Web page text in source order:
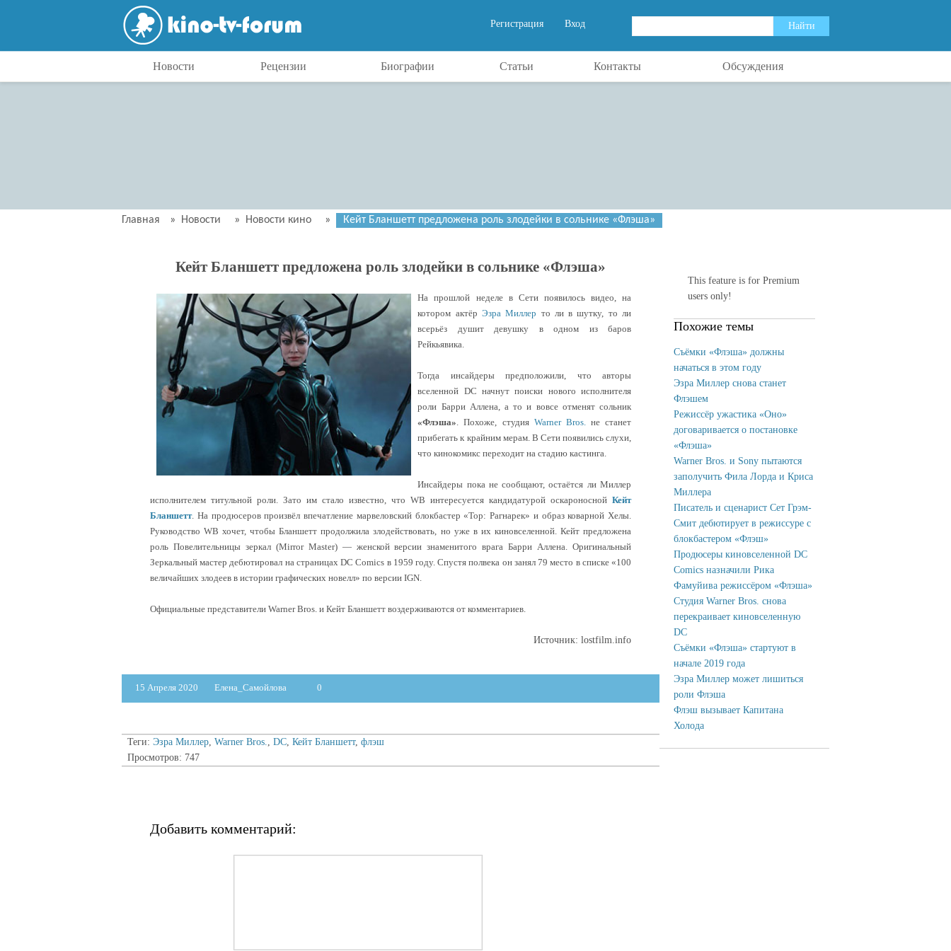
Вход
Регистрация
Новости Рецензии Биографии Статьи Контакты Обсуждения
Главная » Новости » Новости кино » Кейт Бланшетт предложена роль злодейки в сольнике «Флэша»
Кейт Бланшетт предложена роль злодейки в сольнике «Флэша»
На прошлой неделе в Сети появилось видео, на
котором актёр Эзра Миллер то ли в шутку, то ли
всерьёз душит девушку в одном из баров
Рейкьявика.
Тогда инсайдеры предположили, что авторы
вселенной DC начнут поиски нового исполнителя
роли Барри Аллена, а то и вовсе отменят сольник
«Флэша». Похоже, студия Warner Bros.не станет
прибегать к крайним мерам. В Сети появились слухи,
что кинокомикс переходит на стадию кастинга.
Инсайдеры пока не сообщают, остаётся ли Миллер
исполнителем титульной роли. Зато им стало известно, что WB интересуется кандидатурой оскароносной Кейт
Бланшетт. На продюсеров произвёл впечатление марвеловский блокбастер «Тор: Рагнарек» и образ коварной Хелы.
Руководство WB хочет, чтобы Бланшетт продолжила злодействовать, но уже в их киновселенной. Кейт предложена
роль Повелительницы зеркал (Mirror Master) — женской версии знаменитого врага Барри Аллена. Оригинальный
Зеркальный мастер дебютировал на страницах DC Comics в 1959 году. Спустя полвека он занял 79 место в списке «100
величайших злодеев в истории графических новелл» по версии IGN.
Официальные представители Warner Bros. и Кейт Бланшетт воздерживаются от комментариев.
Источник: lostfilm.info
15 Апреля 2020 Елена_Самойлова 0
Теги: Эзра Миллер, Warner Bros., DC, Кейт Бланшетт, флэш
Просмотров: 747
Добавить комментарий:
This feature is for Premium
users only!
Похожие темы
Съёмки «Флэша» должны
начаться в этом году
Эзра Миллер снова станет
Флэшем
Режиссёр ужастика «Оно»
договаривается о постановке
«Флэша»
Warner Bros. и Sony пытаются
заполучить Фила Лорда и Криса
Миллера
Писатель и сценарист Сет Грэм-
Смит дебютирует в режиссуре с
блокбастером «Флэш»
Продюсеры киновселенной DC
Comics назначили Рика
Фамуйива режиссёром «Флэша»
Студия Warner Bros. снова
перекраивает киновселенную
DC
Съёмки «Флэша» стартуют в
начале 2019 года
Эзра Миллер может лишиться
роли Флэша
Флэш вызывает Капитана
Холода